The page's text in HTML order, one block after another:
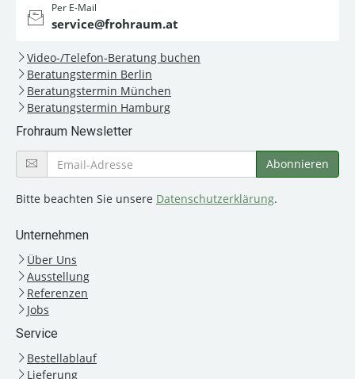
Per E-Mail
service@frohraum.at
Video-/Telefon-Beratung buchen
Beratungstermin Berlin
Beratungstermin München
Beratungstermin Hamburg
Frohraum Newsletter
Bitte beachten Sie unsere Datenschutzerklärung.
Unternehmen
Über Uns
Ausstellung
Referenzen
Jobs
Service
Bestellablauf
Lieferung